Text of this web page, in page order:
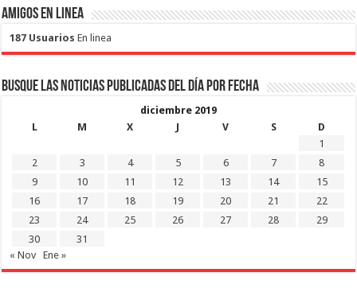
Amigos en Linea
187 Usuarios En linea
Busque las noticias publicadas del día por fecha
diciembre 2019
L
M X J V S
D
1
2
3 4 5 6 7
8
9
10 11 12 13 14
15
16
17 18 19 20 21
22
23
24 25 26 27 28
29
30
31
« Nov
Ene »